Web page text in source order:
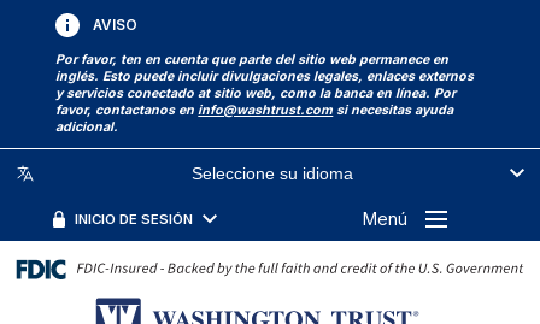
AVISO
Por favor, ten en cuenta que parte del sitio web permanece en
inglés. Esto puede incluir divulgaciones legales, enlaces externos
y servicios conectado at sitio web, como la banca en línea. Por
favor, contactanos eninfo@washtrust.com si necesitas ayuda
adicional.
Seleccione su idioma
INICIO DE SESIÓN Menú